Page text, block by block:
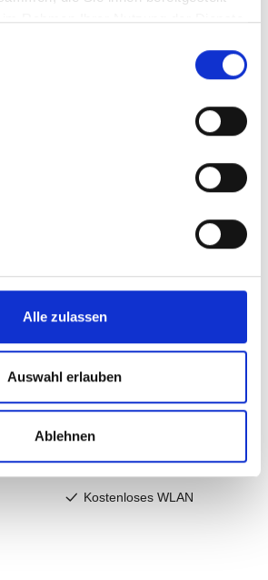
Rahmen Ihrer Nutzung der Dienste
Alle zulassen
Auswahl erlauben
Ablehnen